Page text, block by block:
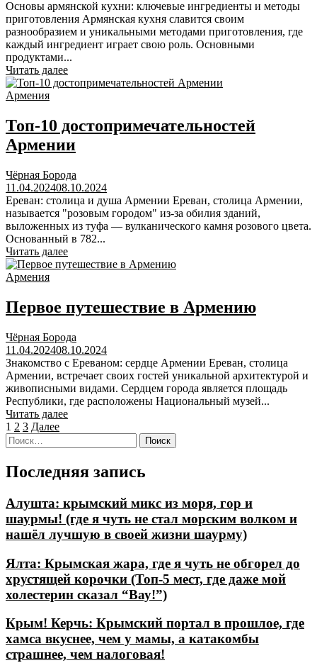
Основы армянской кухни: ключевые ингредиенты и методы
приготовления Армянская кухня славится своим
разнообразием и уникальными методами приготовления, где
каждый ингредиент играет свою роль. Основными
продуктами...
Читать далее
Армения
Топ-10 достопримечательностей
Армении
Чёрная Борода
11.04.202408.10.2024
Ереван: столица и душа Армении Ереван, столица Армении,
называется "розовым городом" из-за обилия зданий,
выложенных из туфа — вулканического камня розового цвета.
Основанный в 782...
Читать далее
Армения
Первое путешествие в Армению
Чёрная Борода
11.04.202408.10.2024
Знакомство с Ереваном: сердце Армении Ереван, столица
Армении, встречает своих гостей уникальной архитектурой и
живописными видами. Сердцем города является площадь
Республики, где расположены Национальный музей...
Читать далее
Пагинация
записей
1 2 3 Далее
Найти:
Последняя запись
Алушта: крымский микс из моря, гор и
шаурмы! (где я чуть не стал морским волком и
нашёл лучшую в своей жизни шаурму)
Ялта: Крымская жара, где я чуть не обгорел до
хрустящей корочки (Топ-5 мест, где даже мой
холестерин сказал “Вау!”)
Крым! Керчь: Крымский портал в прошлое, где
хамса вкуснее, чем у мамы, а катакомбы
страшнее, чем налоговая!